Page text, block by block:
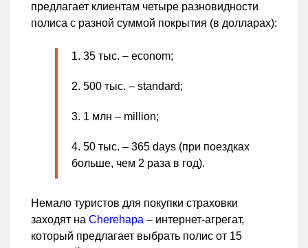
предлагает клиентам четыре разновидности
полиса с разной суммой покрытия (в долларах):
35 тыс. – econom;
500 тыс. – standard;
1 млн – million;
50 тыс. – 365 days (при поездках
больше, чем 2 раза в год).
Немало туристов для покупки страховки
заходят на Cherehapa – интернет-агрегат,
который предлагает выбрать полис от 15